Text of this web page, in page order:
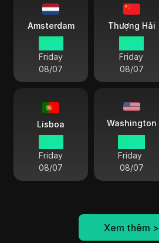
Amsterdam
Friday
08/07
Thượng Hải
Friday
08/07
Lisboa
Friday
08/07
Washington
Friday
08/07
Xem thêm >